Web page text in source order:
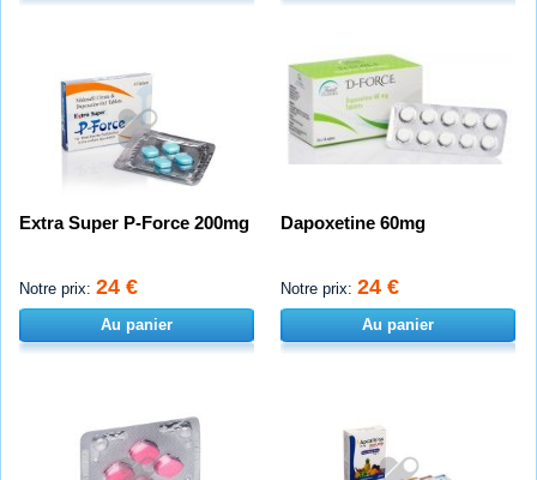
Extra Super P-Force 200mg
Notre prix: 24 €
Au panier
Dapoxetine 60mg
Notre prix: 24 €
Au panier